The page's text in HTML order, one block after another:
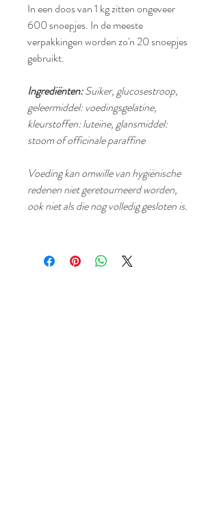
In een doos van 1 kg zitten ongeveer
600 snoepjes. In de meeste
verpakkingen worden zo'n 20 snoepjes
gebruikt.
Ingrediënten:Suiker, glucosestroop,
geleermiddel: voedingsgelatine,
kleurstoffen: luteïne, glansmiddel:
stoom of officinale paraffine
Voeding kan omwille van hygiënische
redenen niet geretourneerd worden,
ook niet als die nog volledig gesloten is.